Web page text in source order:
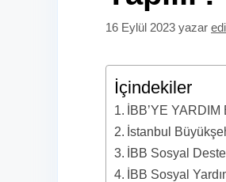
16 Eylül 2023 yazar
İçindekiler
İBB’YE
İstanbul
İBB Sosyal
İBB Sosyal